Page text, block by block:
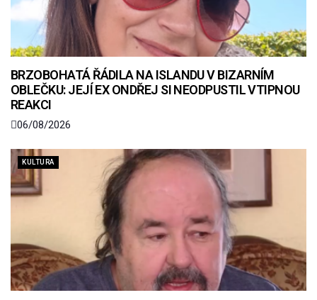
BRZOBOHATÁ ŘÁDILA NA ISLANDU V BIZARNÍM
OBLEČKU: JEJÍ EX ONDŘEJ SI NEODPUSTIL VTIPNOU
REAKCI
06/08/2026
KULTURA